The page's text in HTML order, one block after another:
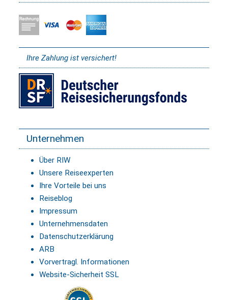
Ihre Zahlung ist versichert!
Unternehmen
Über RIW
Unsere Reiseexperten
Ihre Vorteile bei uns
Reiseblog
Impressum
Unternehmensdaten
Datenschutzerklärung
ARB
Vorvertragl. Informationen
Website-Sicherheit SSL